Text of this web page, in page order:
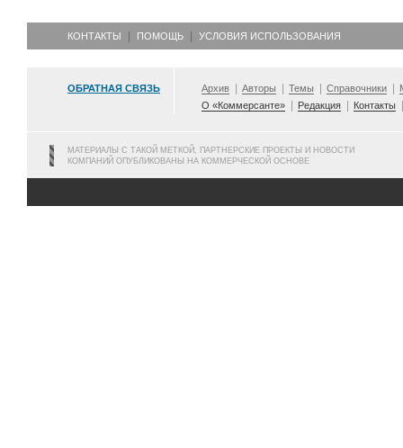
КОНТАКТЫ ПОМОЩЬ УСЛОВИЯ ИСПОЛЬЗОВАНИЯ
ОБРАТНАЯ СВЯЗЬ Архив Авторы Темы Справочники
О «Коммерсанте»
Редакция Контакты
МАТЕРИАЛЫ С ТАКОЙ МЕТКОЙ, ПАРТНЕРСКИЕ ПРОЕКТЫ И НОВОСТИ
КОМПАНИЙ ОПУБЛИКОВАНЫ НА КОММЕРЧЕСКОЙ ОСНОВЕ